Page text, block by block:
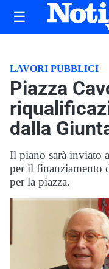
☰
LAVORI PUBBLICI
Piazza
dalla
Il piano sarà inviato
per il finanziamento
per la piazza.